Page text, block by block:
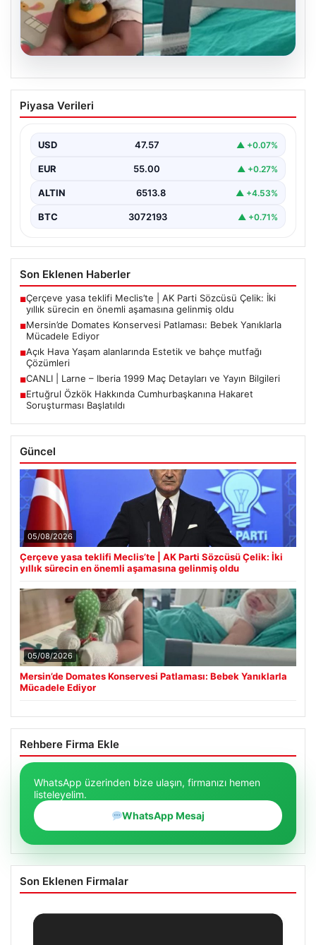
05.08.2026
Mersin’de Domates Konservesi
Patlaması: Bebek Yanıklarla Mücadele
19 Eylül 2023 tarihinde Mersin'in Çakır ailesi korku dolu
Piyasa Verileri
USD 47.57 ▲ +0.07%
EUR 55.00 ▲ +0.27%
ALTIN 6513.8 ▲ +4.53%
BTC 3072193 ▲ +0.71%
Son Eklenen Haberler
■Çerçeve yasa teklifi Meclis’te | AK Parti Sözcüsü Çelik: İki
yıllık sürecin en önemli aşamasına gelinmiş oldu
■Mersin’de Domates Konservesi Patlaması: Bebek Yanıklarla
Mücadele Ediyor
■Açık Hava Yaşam alanlarında Estetik ve bahçe mutfağı
Çözümleri
■CANLI | Larne – Iberia 1999 Maç Detayları ve Yayın Bilgileri
■Ertuğrul Özkök Hakkında Cumhurbaşkanına Hakaret
Soruşturması Başlatıldı
Güncel
05/08/2026
Çerçeve yasa teklifi Meclis’te | AK Parti Sözcüsü Çelik: İki
yıllık sürecin en önemli aşamasına gelinmiş oldu
05/08/2026
Mersin’de Domates Konservesi Patlaması: Bebek Yanıklarla
Mücadele Ediyor
Rehbere Firma Ekle
WhatsApp üzerinden bize ulaşın, firmanızı hemen
listeleyelim.
WhatsApp Mesaj
Son Eklenen Firmalar